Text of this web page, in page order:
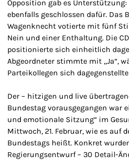
Opposition gab es Unterstützung:
ebenfalls geschlossen dafür. Das
Wagenknecht votierte mit fünf
Nein und einer Enthaltung. Die
positionierte sich einheitlich
Abgeordneter stimmte mit „Ja“,
Parteikollegen sich
Der – hitzigen und live
Bundestag vorausgegangen war
und emotionale Sitzung“ im
Mittwoch, 21. Februar, wie es auf
Bundestags heißt. Konkret
Regierungsentwurf – 30 Detail-